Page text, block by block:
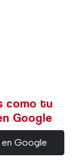
como tu
Google
Google